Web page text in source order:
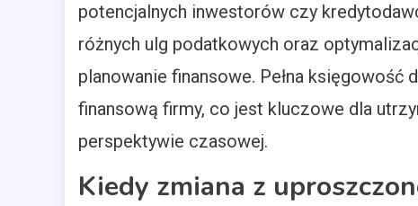
potencjalnych inwestorów czy
różnych ulg podatkowych oraz
planowanie finansowe. Pełna księgowość
finansową firmy, co jest kluczowe dla
perspektywie czasowej.
Kiedy zmiana z